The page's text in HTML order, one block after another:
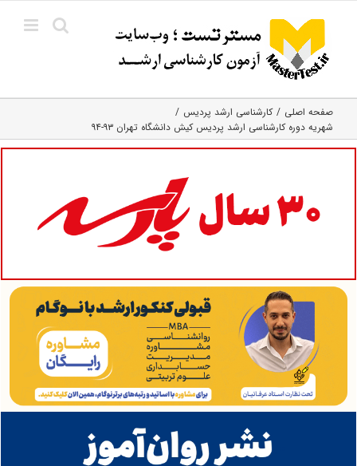
content
صفحه اصلی
کارشناسی ارشد پردیس
شهریه دوره کارشناسی ارشد پردیس کیش دانشگاه تهران ۹۳-۹۴